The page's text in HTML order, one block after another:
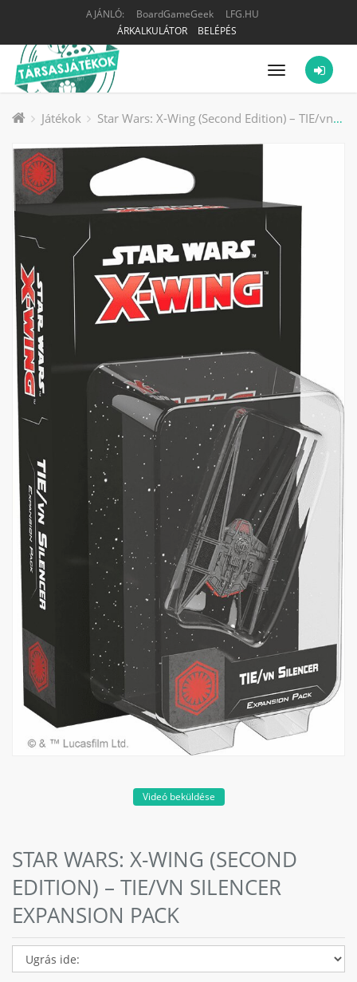
AJÁNLÓ: BoardGameGeek
LFG.HU
ÁRKALKULÁTOR
BELÉPÉS
Menü
Játékok Star Wars: X-Wing (Second Edition) – TIE/vn Silencer Expansion Pack társasjáték kiegészítő
Videó beküldése
STAR WARS: X-WING (SECOND
EDITION) – TIE/VN SILENCER
EXPANSION PACK